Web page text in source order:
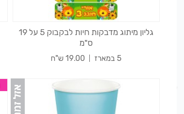
גליון מיתוג מדבקות חיות לבקבוק 5 על 19
ס"מ
5 במארז 19.00 ש"ח